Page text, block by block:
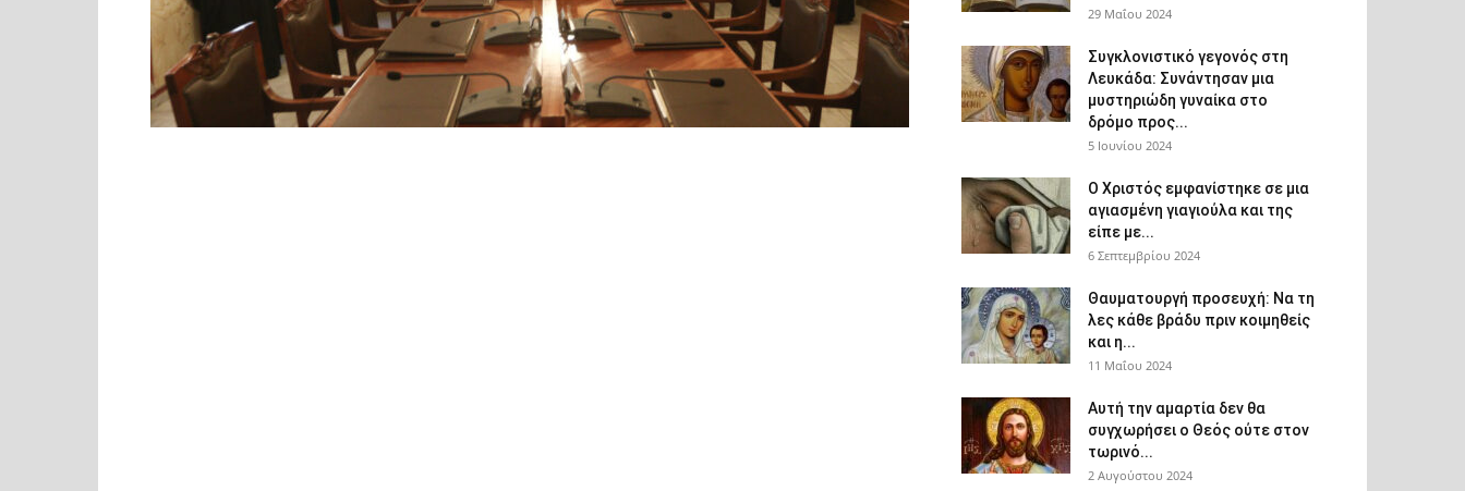
29 Μαΐου 2024
Συγκλονιστικό γεγονός στη
Λευκάδα: Συνάντησαν μια
μυστηριώδη γυναίκα στο
δρόμο προς...
5 Ιουνίου 2024
Ο Χριστός εμφανίστηκε σε μια
αγιασμένη γιαγιούλα και της
είπε με...
6 Σεπτεμβρίου 2024
Θαυματουργή προσευχή: Να τη
λες κάθε βράδυ πριν κοιμηθείς
και η...
11 Μαΐου 2024
Αυτή την αμαρτία δεν θα
συγχωρήσει ο Θεός ούτε στον
τωρινό...
2 Αυγούστου 2024